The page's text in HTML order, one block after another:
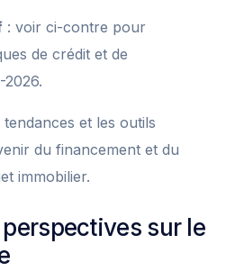
: voir ci-contre pour
de crédit et de
tendances et les outils
du financement et du
immobilier.
sur le